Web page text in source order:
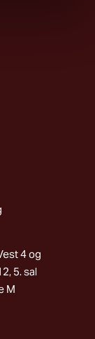
4 og
5. sal
M